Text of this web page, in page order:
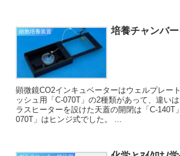
細胞培養装置 培養チャンバ
顕微鏡CO2インキュベーターはウェルプレー
ッシュ用「C-070T」の2種類があって、違い
ラスヒーターを設けた天蓋の開閉は「C-140T
070T」はヒンジ式でした。 ...